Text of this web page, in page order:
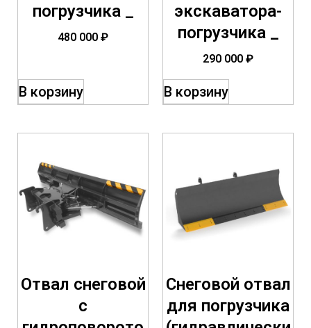
погрузчика _
480 000 ₽
В корзину
экскаватора-
погрузчика _
290 000 ₽
В корзину
Отвал снеговой
с
Снеговой отвал
для погрузчика